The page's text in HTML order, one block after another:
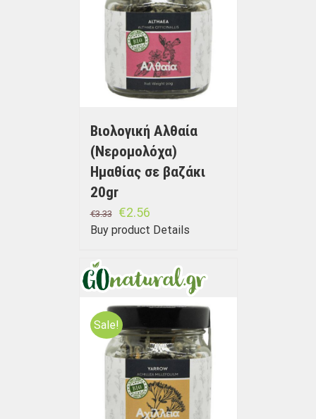
Βιολογική Αλθαία
(Νερομολόχα)
Ημαθίας σε βαζάκι
20gr
€3.33 €2.56
Buy product Details
Sale!